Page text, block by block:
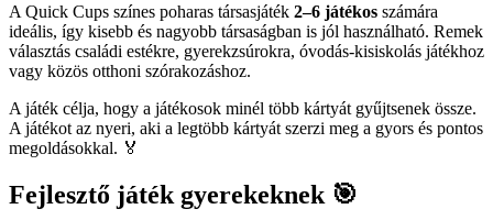
A Quick Cups színes poharas társasjáték 2–6 játékos számára
ideális, így kisebb és nagyobb társaságban is jól használható. Remek
választás családi estékre, gyerekzsúrokra, óvodás-kisiskolás játékhoz
vagy közös otthoni szórakozáshoz.
A játék célja, hogy a játékosok minél több kártyát gyűjtsenek össze.
A játékot az nyeri, aki a legtöbb kártyát szerzi meg a gyors és pontos
megoldásokkal. 🏅
Fejlesztő játék gyerekeknek 🎯